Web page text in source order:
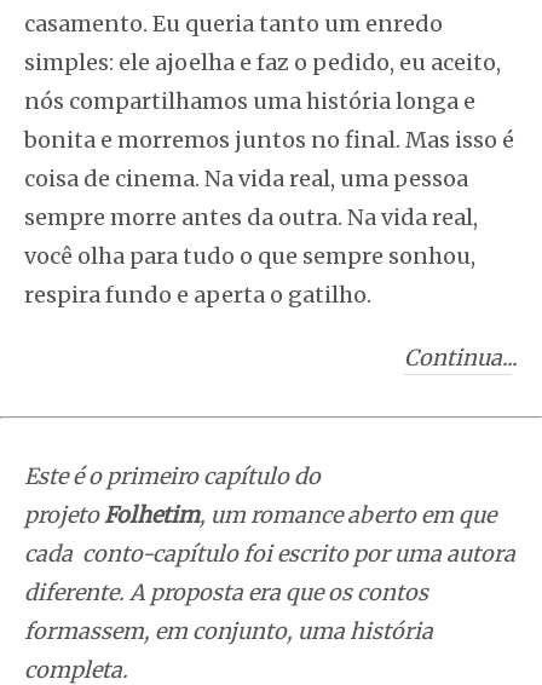
casamento. Eu queria tanto um enredo
simples: ele ajoelha e faz o pedido, eu aceito,
nós compartilhamos uma história longa e
bonita e morremos juntos no final. Mas isso é
coisa de cinema. Na vida real, uma pessoa
sempre morre antes da outra. Na vida real,
você olha para tudo o que sempre sonhou,
respira fundo e aperta o gatilho.
Continua...
Este é o primeiro capítulo do
projetoFolhetim, um romance aberto em que
cada conto-capítulo foi escrito por uma autora
diferente. A proposta era que os contos
formassem, em conjunto, uma história
completa.